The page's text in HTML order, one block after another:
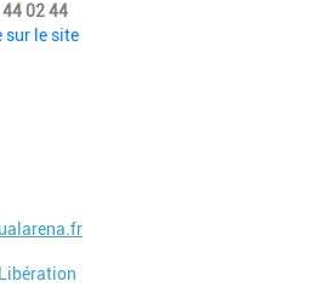
02 44
sur le site